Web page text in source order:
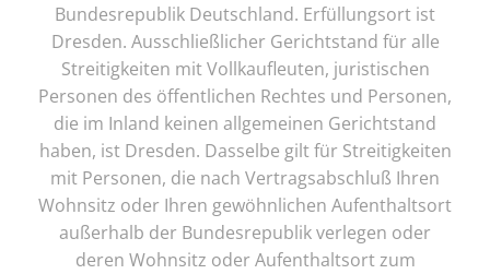
Bundesrepublik Deutschland. Erfüllungsort ist
Dresden. Ausschließlicher Gerichtstand für alle
Streitigkeiten mit Vollkaufleuten, juristischen
Personen des öffentlichen Rechtes und Personen,
die im Inland keinen allgemeinen Gerichtstand
haben, ist Dresden. Dasselbe gilt für Streitigkeiten
mit Personen, die nach Vertragsabschluß Ihren
Wohnsitz oder Ihren gewöhnlichen Aufenthaltsort
außerhalb der Bundesrepublik verlegen oder
deren Wohnsitz oder Aufenthaltsort zum